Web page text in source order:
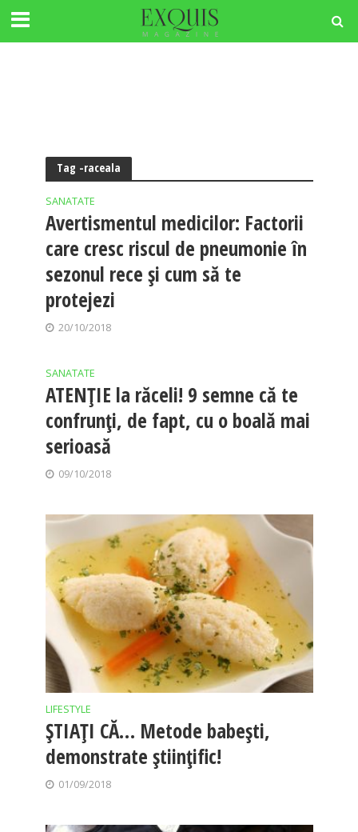
Tag -raceala
SANATATE
Avertismentul medicilor: Factorii
care cresc riscul de pneumonie în
sezonul rece şi cum să te
protejezi
20/10/2018
SANATATE
ATENŢIE la răceli! 9 semne că te
confrunţi, de fapt, cu o boală mai
serioasă
09/10/2018
LIFESTYLE
ȘTIAȚI CĂ… Metode babești,
demonstrate științific!
01/09/2018